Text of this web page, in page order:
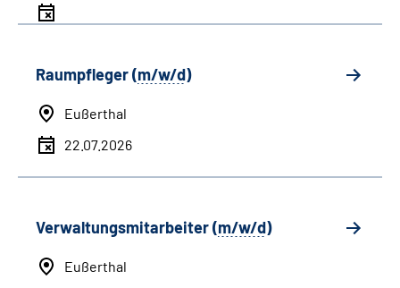
Raumpfleger (m/w/d)
Eußerthal
22.07.2026
Verwaltungsmitarbeiter (m/w/d)
Eußerthal